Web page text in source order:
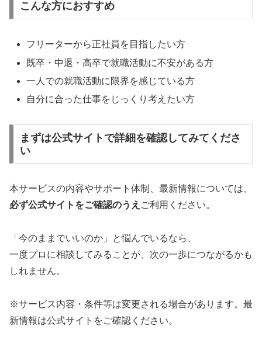
こんな方におすすめ
フリーターから正社員を目指したい方
既卒・中退・高卒で就職活動に不安がある方
一人での就職活動に限界を感じている方
自分に合った仕事をじっくり考えたい方
まずは公式サイトで詳細を確認してみてくださ
い
本サービスの内容やサポート体制、最新情報については、
必ず公式サイトをご確認のうえ ご利用ください。
「今のままでいいのか」と悩んでいるなら、
一度プロに相談してみることが、次の一歩につながるかも
しれません。
※サービス内容・条件等は変更される場合があります。最
新情報は公式サイトをご確認ください。